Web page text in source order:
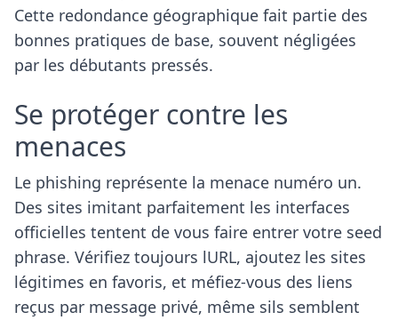
Cette redondance géographique fait partie des
bonnes pratiques de base, souvent négligées
par les débutants pressés.
Se protéger contre les
menaces
Le phishing représente la menace numéro un.
Des sites imitant parfaitement les interfaces
officielles tentent de vous faire entrer votre seed
phrase. Vérifiez toujours lURL, ajoutez les sites
légitimes en favoris, et méfiez-vous des liens
reçus par message privé, même sils semblent